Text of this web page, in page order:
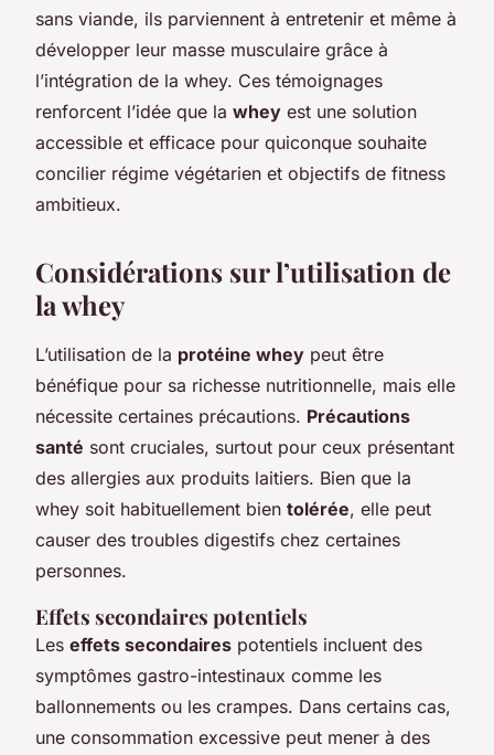
sans viande, ils parviennent à entretenir et même à
développer leur masse musculaire grâce à
l’intégration de la whey. Ces témoignages
renforcent l’idée que la whey est une solution
accessible et efficace pour quiconque souhaite
concilier régime végétarien et objectifs de fitness
ambitieux.
Considérations sur l’utilisation de
la whey
L’utilisation de la protéine whey peut être
bénéfique pour sa richesse nutritionnelle, mais elle
nécessite certaines précautions. Précautions
santé sont cruciales, surtout pour ceux présentant
des allergies aux produits laitiers. Bien que la
whey soit habituellement bien tolérée, elle peut
causer des troubles digestifs chez certaines
personnes.
Effets secondaires potentiels
Les effets secondaires potentiels incluent des
symptômes gastro-intestinaux comme les
ballonnements ou les crampes. Dans certains cas,
une consommation excessive peut mener à des